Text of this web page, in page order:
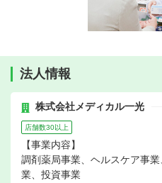
法人情報
株式会社メディカル一光
店舗数30以上
【事業内容】
調剤薬局事業、ヘルスケア事
業、投資事業